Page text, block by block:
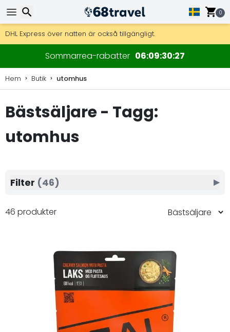
0
Få fri frakt på beställningar över 2 875 kr.
DHL Express över natten är också tillgängligt.
30 dagar för retur, 90 dagar för träkartor och dekorationer.
Sommarrea-rabatter 06 09 30 25
Hem Butik utomhus
Bästsäljare - Tagg:
utomhus
46 produkter
Filter (46) ▶
Sök